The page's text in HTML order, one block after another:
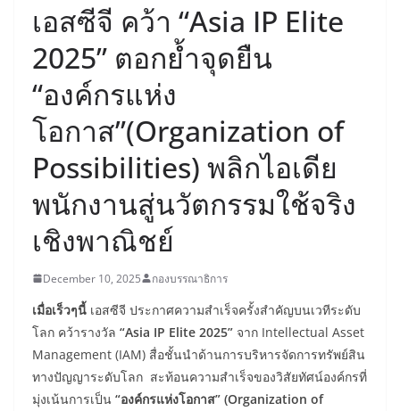
เอสซีจี คว้า “Asia IP Elite
2025” ตอกย้ำจุดยืน
“องค์กรแห่ง
โอกาส”(Organization of
Possibilities) พลิกไอเดีย
พนักงานสู่นวัตกรรมใช้จริง
เชิงพาณิชย์
December 10, 2025 กองบรรณาธิการ
เมื่อเร็วๆนี้ เอสซีจี ประกาศความสำเร็จครั้งสำคัญบนเวทีระดับ
โลก คว้ารางวัล “Asia IP Elite 2025” จาก Intellectual Asset
Management (IAM) สื่อชั้นนำด้านการบริหารจัดการทรัพย์สิน
ทางปัญญาระดับโลก สะท้อนความสำเร็จของวิสัยทัศน์องค์กรที่
มุ่งเน้นการเป็น “องค์กรแห่งโอกาส” (Organization of